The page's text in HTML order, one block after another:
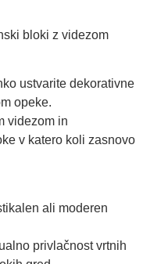
bloki z videzom
ustvarite dekorativne
opeke.
videzom in
v katero koli zasnovo
ali moderen
privlačnost vrtnih